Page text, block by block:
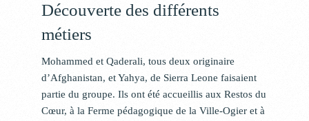
Découverte des différents
métiers
Mohammed et Qaderali, tous deux originaire
d’Afghanistan, et Yahya, de Sierra Leone faisaient
partie du groupe. Ils ont été accueillis aux Restos du
Cœur, à la Ferme pédagogique de la Ville-Ogier et à